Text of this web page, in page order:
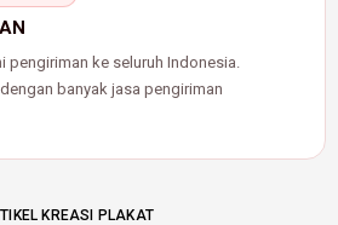
pengiriman ke seluruh Indonesia.
banyak jasa pengiriman
KREASI PLAKAT